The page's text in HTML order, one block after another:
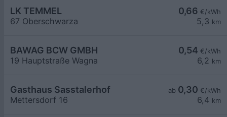
0,66 €/kWh
5,3 km
LK TEMMEL
67 Oberschwarza
0,54 €/kWh
6,2 km
BAWAG BCW GMBH
19 Hauptstraße Wagna
ab 0,30 €/kWh
6,4 km
Gasthaus Sasstalerhof
Mettersdorf 16